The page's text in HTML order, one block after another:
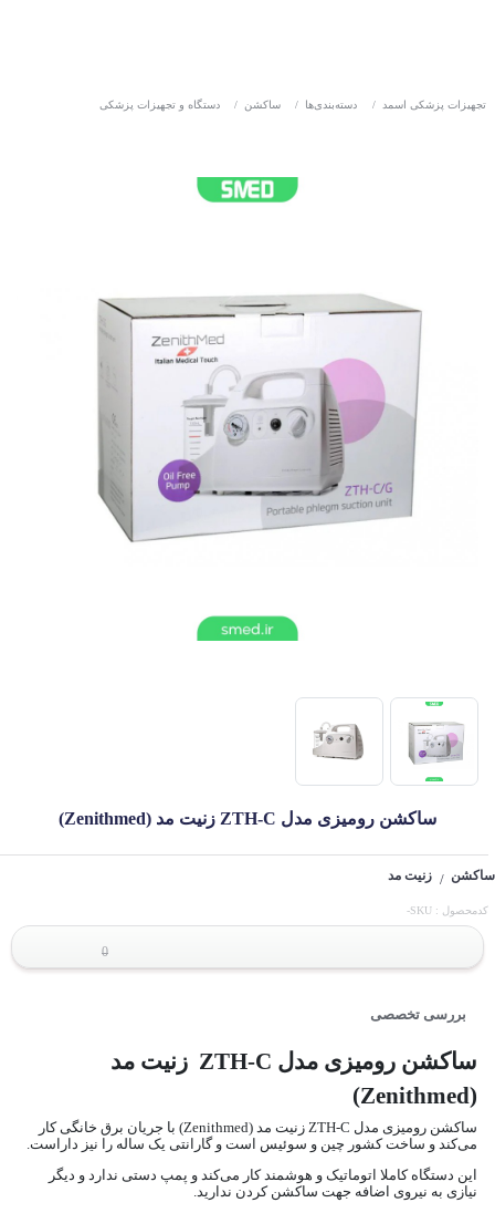
تجهیزات پزشکی اسمد / دسته‌بندی‌ها / ساکشن / دستگاه و تجهیزات پزشکی
ساکشن رومیزی مدل ZTH-C زنیت مد (Zenithmed)
ساکشن / زنیت مد
کدمحصول : SKU-
0
بررسی تخصصی
ساکشن رومیزی مدل ZTH-C زنیت مد
(Zenithmed)
ساکشن رومیزی مدل ZTH-C زنیت مد (Zenithmed) با جریان برق خانگی کار
می‌کند و ساخت کشور چین و سوئیس است و گارانتی یک ساله را نیز داراست.
این دستگاه کاملا اتوماتیک و هوشمند کار می‌کند و پمپ دستی ندارد و دیگر
نیازی به نیروی اضافه جهت ساکشن کردن ندارید.